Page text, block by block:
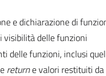
e dichiarazione di
visibilità delle funzioni
delle funzioni, inclusi
returne valori restituiti